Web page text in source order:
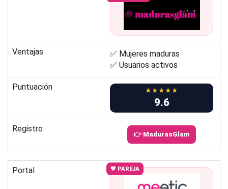
Ventajas
✅ Mujeres maduras
✅ Usuarios activos
Puntuación ★★★★★
9.6
Registro
👉 MadurasGlam
Portal 💖 PAREJA